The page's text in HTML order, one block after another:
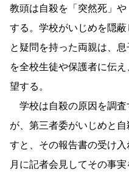
教頭は自殺を「突然死」
する。学校がいじめを隠
と疑問を持った両親は、
を全校生徒や保護者に伝
望する。
学校は自殺の原因を調査
が、第三者委がいじめと
すと、その報告書の受け
月に記者会見してその事